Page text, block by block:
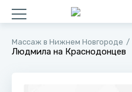
Массаж в Нижнем Новгороде
Людмила на ​Краснодонцев